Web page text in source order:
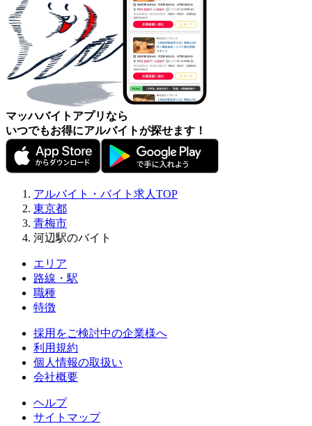
マッハバイトアプリなら
いつでもお得にアルバイトが探せます！
アルバイト・バイト求人TOP
東京都
青梅市
河辺駅のバイト
エリア
路線・駅
職種
特徴
採用をご検討中の企業様へ
利用規約
個人情報の取扱い
会社概要
ヘルプ
サイトマップ